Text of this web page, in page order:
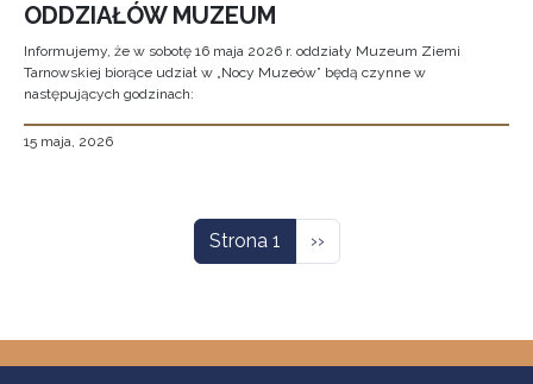
ODDZIAŁÓW MUZEUM
Informujemy, że w sobotę 16 maja 2026 r. oddziały Muzeum Ziemi
Tarnowskiej biorące udział w „Nocy Muzeów” będą czynne w
następujących godzinach:
15 maja, 2026
Strona 1 Następna strona
››